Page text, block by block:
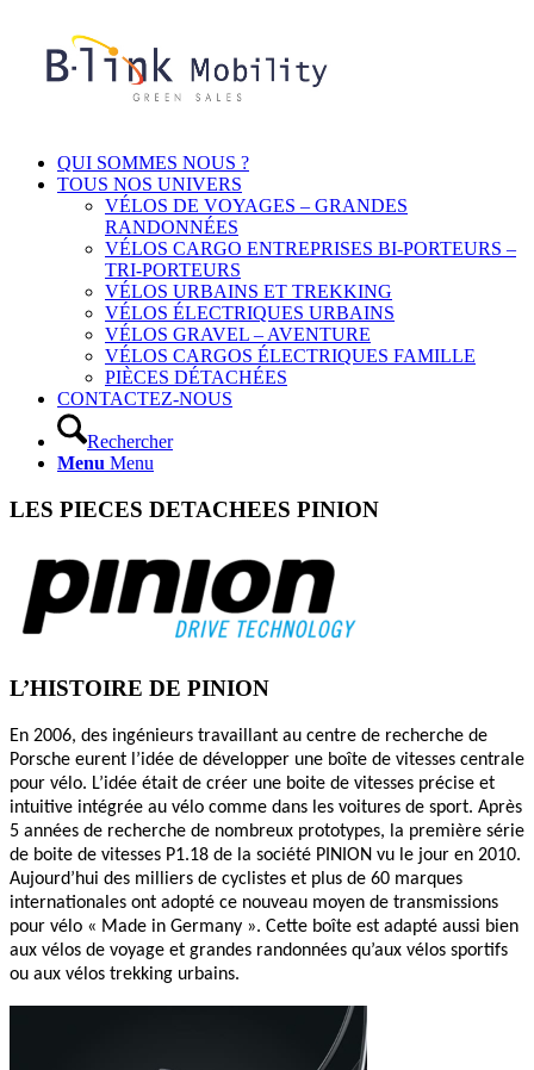
QUI SOMMES NOUS ?
TOUS NOS UNIVERS
VÉLOS DE VOYAGES – GRANDES
RANDONNÉES
VÉLOS CARGO ENTREPRISES BI-PORTEURS –
TRI-PORTEURS
VÉLOS URBAINS ET TREKKING
VÉLOS ÉLECTRIQUES URBAINS
VÉLOS GRAVEL – AVENTURE
VÉLOS CARGOS ÉLECTRIQUES FAMILLE
PIÈCES DÉTACHÉES
CONTACTEZ-NOUS
Rechercher
Menu Menu
LES PIECES DETACHEES PINION
L’HISTOIRE DE PINION
En 2006, des ingénieurs travaillant au centre de recherche de
Porsche eurent l’idée de développer une boîte de vitesses centrale
pour vélo. L’idée était de créer une boite de vitesses précise et
intuitive intégrée au vélo comme dans les voitures de sport. Après
5 années de recherche de nombreux prototypes, la première série
de boite de vitesses P1.18 de la société PINION vu le jour en 2010.
Aujourd’hui des milliers de cyclistes et plus de 60 marques
internationales ont adopté ce nouveau moyen de transmissions
pour vélo « Made in Germany ». Cette boîte est adapté aussi bien
aux vélos de voyage et grandes randonnées qu’aux vélos sportifs
ou aux vélos trekking urbains.